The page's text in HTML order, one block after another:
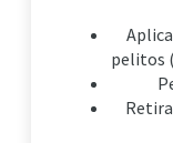
pelitos